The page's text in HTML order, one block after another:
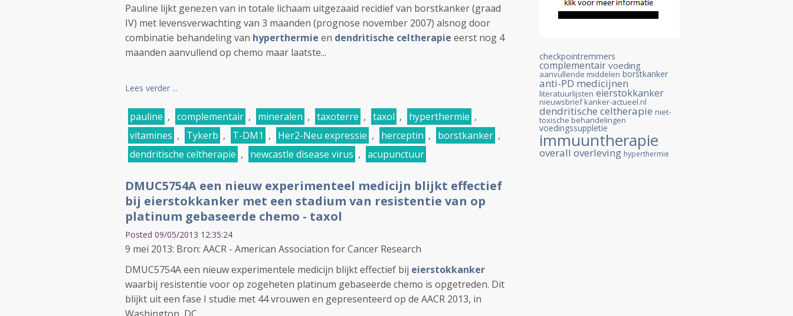
Pauline lijkt genezen van in totale lichaam uitgezaaid recidief van borstkanker (graad
IV) met levensverwachting van 3 maanden (prognose november 2007) alsnog door
combinatie behandeling van hyperthermie en dendritische celtherapie eerst nog 4
maanden aanvullend op chemo maar laatste...
Lees verder ...
pauline , complementair , mineralen , taxoterre , taxol , hyperthermie ,
vitamines , Tykerb , T-DM1 , Her2-Neu expressie , herceptin , borstkanker ,
dendritische celtherapie , newcastle disease virus , acupunctuur
DMUC5754A een nieuw experimenteel medicijn blijkt effectief
bij eierstokkanker met een stadium van resistentie van op
platinum gebaseerde chemo - taxol
Posted 09/05/2013 12:35:24
9 mei 2013: Bron: AACR - American Association for Cancer Research
DMUC5754A een nieuw experimentele medicijn blijkt effectief bij eierstokkanker
waarbij resistentie voor op zogeheten platinum gebaseerde chemo is opgetreden. Dit
blijkt uit een fase I studie met 44 vrouwen en gepresenteerd op de AACR 2013, in
checkpointremmers
complementair voeding
aanvullende middelen borstkanker
anti-PD medicijnen
literatuurlijsten eierstokkanker
nieuwsbrief kanker-actueel.nl
dendritische celtherapie niet-
toxische behandelingen
voedingssuppletie
immuuntherapie
overall overleving hyperthermie